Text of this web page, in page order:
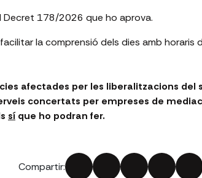
Decret 178/2026 que ho aprova.
la comprensió dels dies amb
afectades per les liberalitzacions del
concertats per empreses de
sí que ho podran fer.
Compartir: